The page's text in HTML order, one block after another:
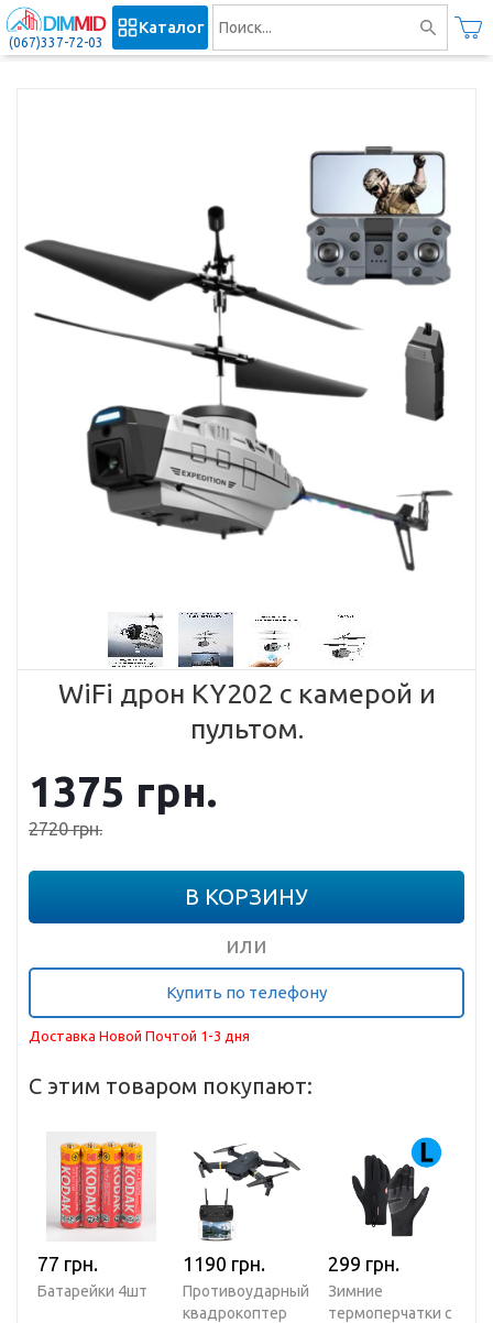
(067)337-72-03
Каталог
WiFi дрон KY202 с камерой и
пультом.
1375 грн.
2720грн.
В КОРЗИНУ
или
Купить по телефону
Доставка Новой Почтой 1-3 дня
С этим товаром покупают:
77 грн.
Батарейки 4шт
1190 грн.
Противоударный
квадрокоптер
299 грн.
Зимние
термоперчатки с